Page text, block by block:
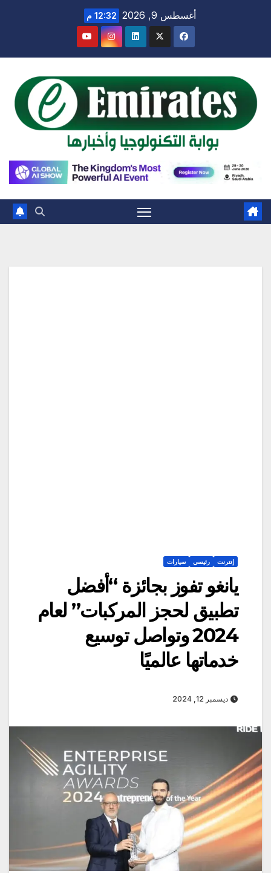
أغسطس 9, 2026 12:32 م
إنترنت رئيسي سيارات
يانغو تفوز بجائزة “أفضل
تطبيق لحجز المركبات” لعام
2024 وتواصل توسيع
خدماتها عالميًا
ديسمبر 12, 2024